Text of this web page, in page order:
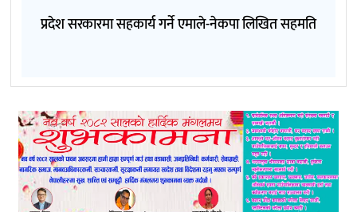
प्रदेश सरकारमा सहकार्य गर्ने एमाले-नेकपा लिखित सहमति